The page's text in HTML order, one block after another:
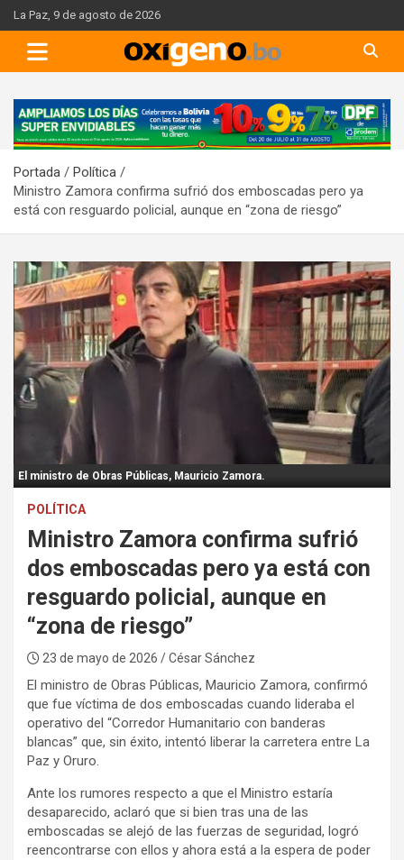
Skip
to
content
La Paz, 9 de agosto de 2026
A
d
e
r
t
s
e
e
n
t
:
Portada
Política
Ministro Zamora confirma sufrió dos emboscadas pero ya
está con resguardo policial, aunque en “zona de riesgo”
El ministro de Obras Públicas, Mauricio Zamora.
POLÍTICA
Ministro Zamora confirma sufrió
dos emboscadas pero ya está con
resguardo policial, aunque en
“zona de riesgo”
23 de mayo de 2026 / César Sánchez
El ministro de Obras Públicas, Mauricio Zamora, confirmó
que fue víctima de dos emboscadas cuando lideraba el
operativo del “Corredor Humanitario con banderas
blancas” que, sin éxito, intentó liberar la carretera entre La
Paz y Oruro.
Ante los rumores respecto a que el Ministro estaría
desaparecido, aclaró que si bien tras una de las
emboscadas se alejó de las fuerzas de seguridad, logró
reencontrarse con ellos y ahora está a la espera de poder